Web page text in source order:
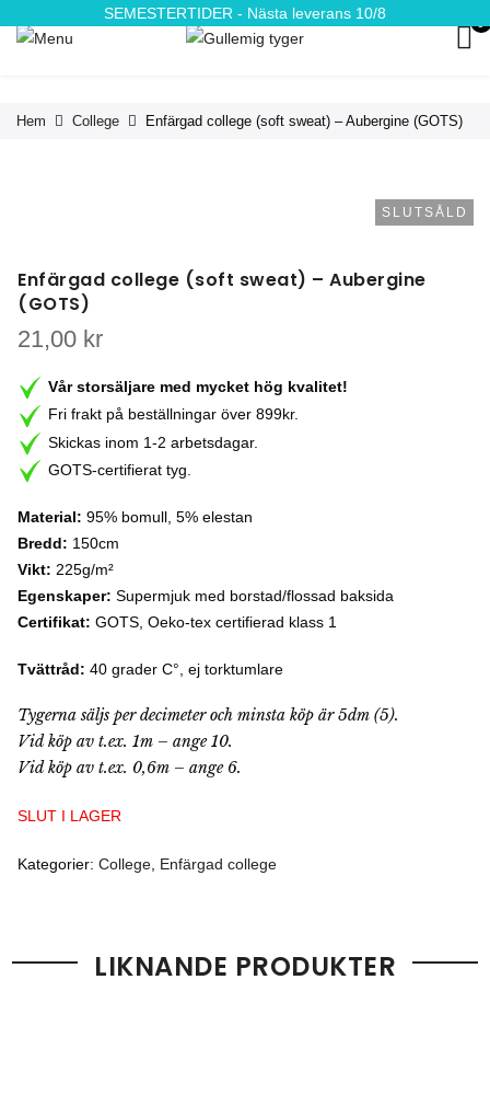
SEMESTERTIDER - Nästa leverans 10/8
0
Hem College Enfärgad college (soft sweat) – Aubergine (GOTS)
SLUTSÅLD
Enfärgad college (soft sweat) – Aubergine
(GOTS)
21,00 kr
Vår storsäljare med mycket hög kvalitet!
Fri frakt på beställningar över 899kr.
Skickas inom 1-2 arbetsdagar.
GOTS-certifierat tyg.
Material: 95% bomull, 5% elestan
Bredd: 150cm
Vikt: 225g/m²
Egenskaper: Supermjuk med borstad/flossad baksida
Certifikat: GOTS, Oeko-tex certifierad klass 1
Tvättråd: 40 grader C°, ej torktumlare
Tygerna säljs per decimeter och minsta köp är 5dm (5).
Vid köp av t.ex. 1m – ange 10.
Vid köp av t.ex. 0,6m – ange 6.
SLUT I LAGER
Kategorier: College Enfärgad college
LIKNANDE PRODUKTER